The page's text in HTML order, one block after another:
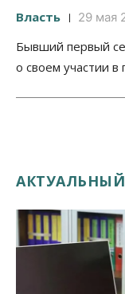
Власть 29 мая
Бывший первый
о своем участии